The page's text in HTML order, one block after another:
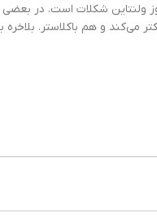
ولنتاین شکلات است. در
می‌کند و هم باکلاستر. بلاخره